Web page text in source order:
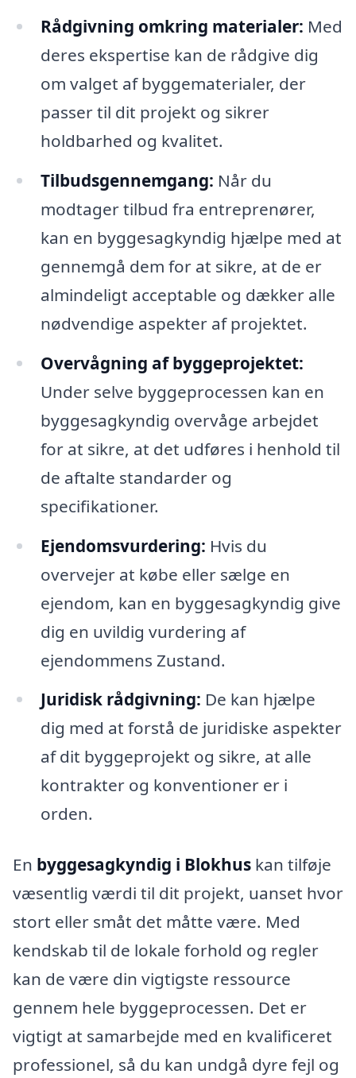
Rådgivning omkring materialer: Med
deres ekspertise kan de rådgive dig
om valget af byggematerialer, der
passer til dit projekt og sikrer
holdbarhed og kvalitet.
Tilbudsgennemgang: Når du
modtager tilbud fra entreprenører,
kan en byggesagkyndig hjælpe med at
gennemgå dem for at sikre, at de er
almindeligt acceptable og dækker alle
nødvendige aspekter af projektet.
Overvågning af byggeprojektet:
Under selve byggeprocessen kan en
byggesagkyndig overvåge arbejdet
for at sikre, at det udføres i henhold til
de aftalte standarder og
specifikationer.
Ejendomsvurdering: Hvis du
overvejer at købe eller sælge en
ejendom, kan en byggesagkyndig give
dig en uvildig vurdering af
ejendommens Zustand.
Juridisk rådgivning: De kan hjælpe
dig med at forstå de juridiske aspekter
af dit byggeprojekt og sikre, at alle
kontrakter og konventioner er i
orden.
En byggesagkyndig i Blokhus kan tilføje
væsentlig værdi til dit projekt, uanset hvor
stort eller småt det måtte være. Med
kendskab til de lokale forhold og regler
kan de være din vigtigste ressource
gennem hele byggeprocessen. Det er
vigtigt at samarbejde med en kvalificeret
professionel, så du kan undgå dyre fejl og